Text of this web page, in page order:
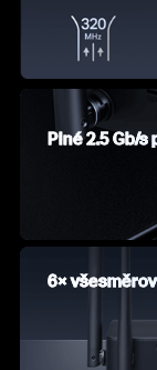
Plné 2.5 Gb/s
6×